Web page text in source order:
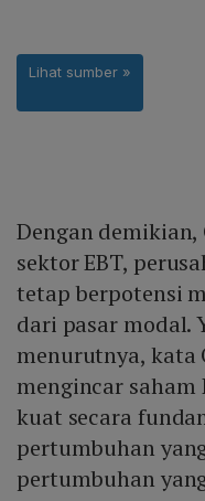
Dengan
sektor EBT,
tetap berpotensi
dari pasar modal.
menurutnya, kata
mengincar saham
kuat secara
pertumbuhan
pertumbuhan